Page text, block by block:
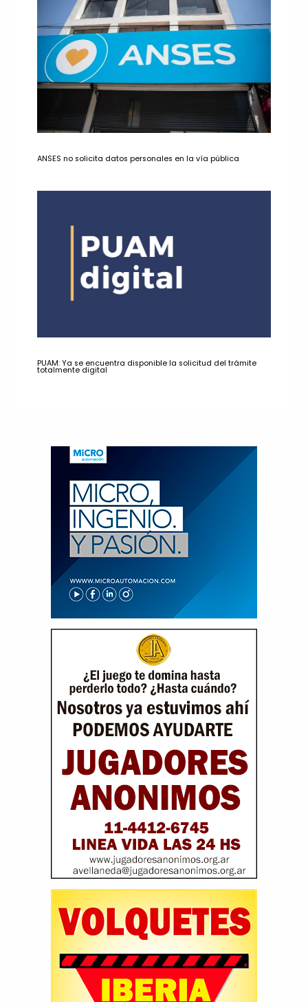
ANSES no solicita datos personales en la vía pública
PUAM: Ya se encuentra disponible la solicitud del trámite
totalmente digital